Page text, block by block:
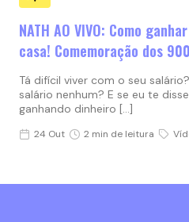
NATH AO VIVO: Como
casa! Comemoração dos
Tá difícil viver com o seu
salário nenhum? E se eu te
ganhando dinheiro […]
24 Out 2 min de leitura